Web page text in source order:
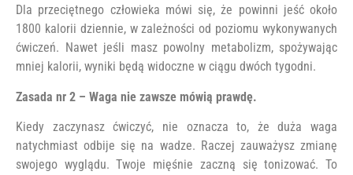
Dla przeciętnego człowieka mówi się, że powinni jeść około
1800 kalorii dziennie, w zależności od poziomu wykonywanych
ćwiczeń. Nawet jeśli masz powolny metabolizm, spożywając
mniej kalorii, wyniki będą widoczne w ciągu dwóch tygodni.
Zasada nr 2 – Waga nie zawsze mówią prawdę.
Kiedy zaczynasz ćwiczyć, nie oznacza to, że duża waga
natychmiast odbije się na wadze. Raczej zauważysz zmianę
swojego wyglądu. Twoje mięśnie zaczną się tonizować. To